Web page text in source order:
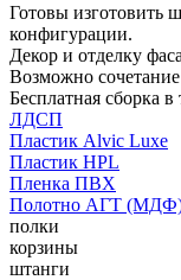
Готовы изготовить
конфигурации.
Декор и отделку
Возможно
Бесплатная сборка
ЛДСП
Пластик Alvic Luxe
Пластик HPL
Пленка ПВХ
Полотно АГТ
полки
корзины
штанги